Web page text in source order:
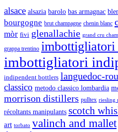
alsace alsazia barolo bas armagnac
bourgogne brut champagne chenin blanc
mòr fivi glenallachie grand cru
grappa trentino imbottigliatori
imbottigliatori
indipendent bottlers languedoc-
classico metodo classico lombardia
morrison distillers pulltex riesling
récoltants manipulants scotch
art torbato valinch and mallet